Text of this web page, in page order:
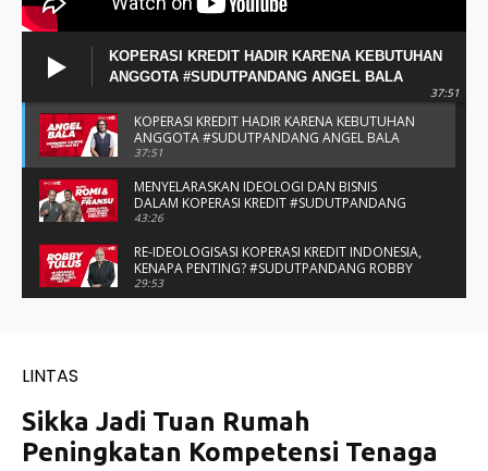
KOPERASI KREDIT HADIR KARENA KEBUTUHAN
ANGGOTA #SUDUTPANDANG ANGEL BALA
37:51
KOPERASI KREDIT HADIR KARENA KEBUTUHAN
ANGGOTA #SUDUTPANDANG ANGEL BALA
37:51
MENYELARASKAN IDEOLOGI DAN BISNIS
DALAM KOPERASI KREDIT #SUDUTPANDANG
BAPAK ROMI & BAPAK FRANSU
43:26
RE-IDEOLOGISASI KOPERASI KREDIT INDONESIA,
KENAPA PENTING? #SUDUTPANDANG ROBBY
TULUS
29:53
AMANCHE OE NINU
16:37
#SUDUTPANDANG ROMO OKTO - MENATA
MUTU SEKOLAH-SEKOLAH KATOLIK